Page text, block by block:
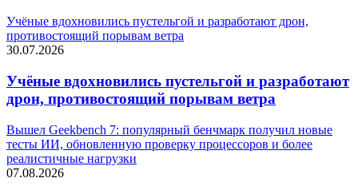
Учёные вдохновились пустельгой и разработают дрон,
противостоящий порывам ветра
30.07.2026
Учёные вдохновились пустельгой и разработают
дрон, противостоящий порывам ветра
Вышел Geekbench 7: популярный бенчмарк получил новые
тесты ИИ, обновленную проверку процессоров и более
реалистичные нагрузки
07.08.2026